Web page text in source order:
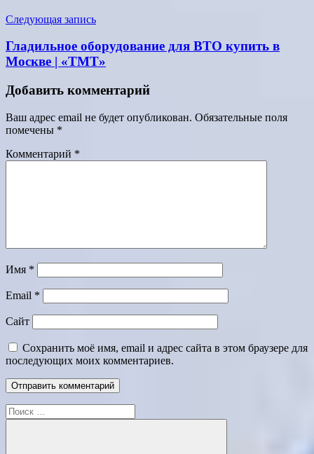
Следующая запись
Гладильное оборудование для ВТО купить в
Москве | «ТМТ»
Добавить комментарий
Ваш адрес email не будет опубликован. Обязательные поля
помечены *
Комментарий *
Имя *
Email *
Сайт
Сохранить моё имя, email и адрес сайта в этом браузере для
последующих моих комментариев.
Поиск
для: